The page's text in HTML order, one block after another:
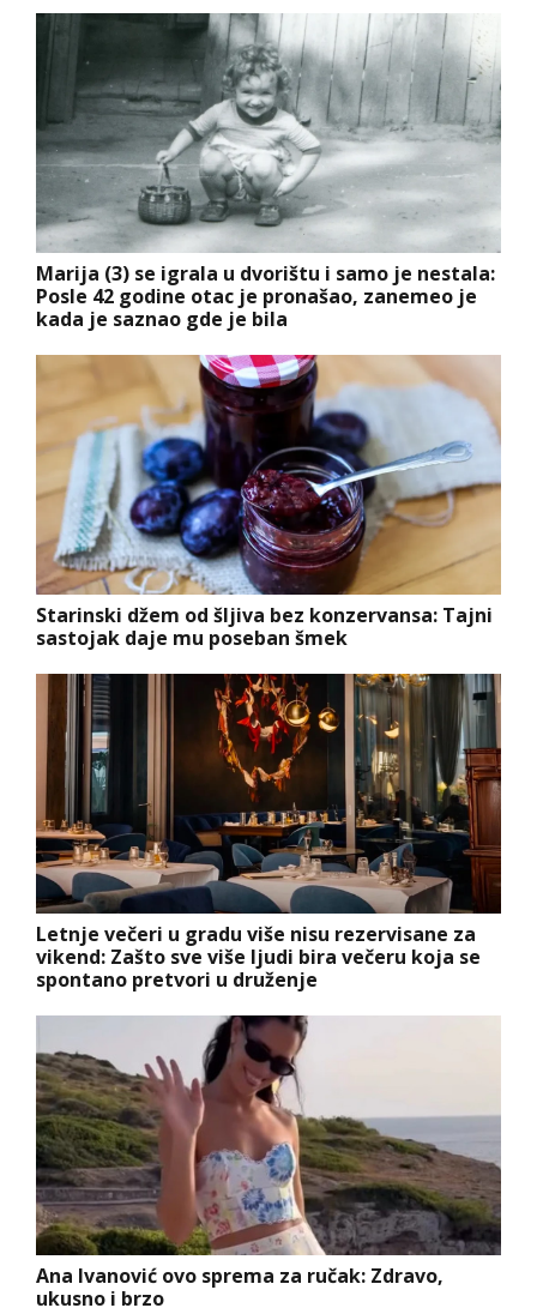
Marija (3) se igrala u dvorištu i samo je nestala:
Posle 42 godine otac je pronašao, zanemeo je
kada je saznao gde je bila
Starinski džem od šljiva bez konzervansa: Tajni
sastojak daje mu poseban šmek
Letnje večeri u gradu više nisu rezervisane za
vikend: Zašto sve više ljudi bira večeru koja se
spontano pretvori u druženje
Ana Ivanović ovo sprema za ručak: Zdravo,
ukusno i brzo